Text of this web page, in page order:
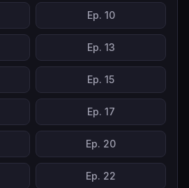
Ep. 10
Ep. 13
Ep. 15
Ep. 17
Ep. 20
Ep. 22